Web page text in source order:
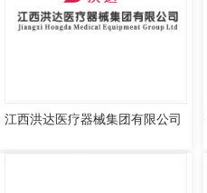
江西洪达医疗器械集团有限公司